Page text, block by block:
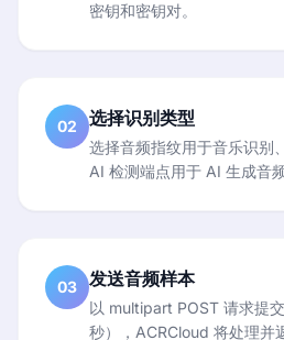
密钥和密钥对。
02 选择识别类型
选择音频指纹用于音乐识别
AI 检测端点用于 AI 生成音频
03 发送音频样本
以 multipart POST 请求提
秒），ACRCloud 将处理并